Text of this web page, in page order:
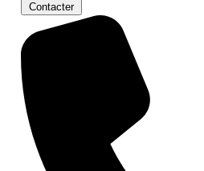
Contacter